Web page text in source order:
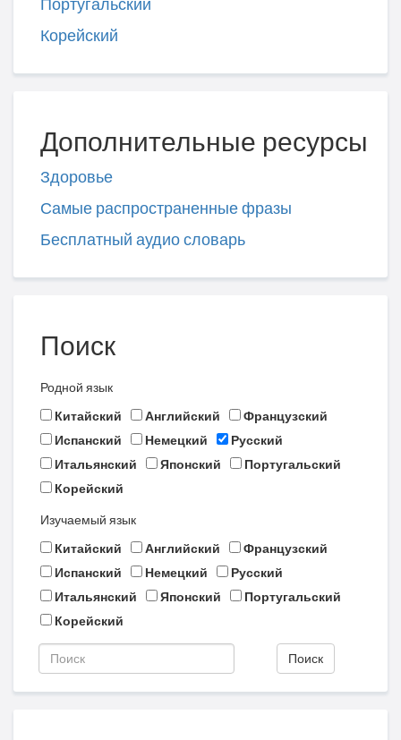
Португальский
Корейский
Дополнительные ресурсы
Здоровье
Самые распространенные фразы
Бесплатный аудио словарь
Поиск
Родной язык
Китайский
Английский
Французский
Испанский
Немецкий
Русский
Итальянский
Японский
Португальский
Корейский
Изучаемый язык
Китайский
Английский
Французский
Испанский
Немецкий
Русский
Итальянский
Японский
Португальский
Корейский
Поиск